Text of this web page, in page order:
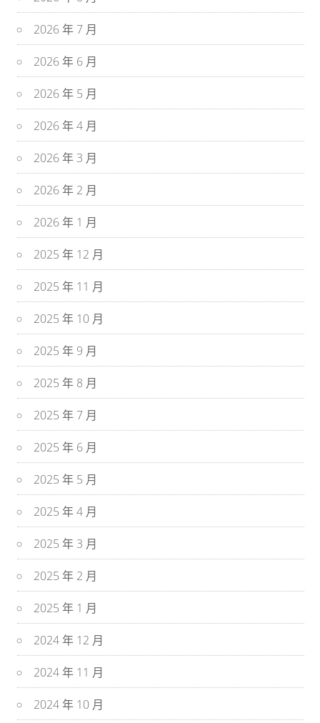
2026 年 7 月
2026 年 6 月
2026 年 5 月
2026 年 4 月
2026 年 3 月
2026 年 2 月
2026 年 1 月
2025 年 12 月
2025 年 11 月
2025 年 10 月
2025 年 9 月
2025 年 8 月
2025 年 7 月
2025 年 6 月
2025 年 5 月
2025 年 4 月
2025 年 3 月
2025 年 2 月
2025 年 1 月
2024 年 12 月
2024 年 11 月
2024 年 10 月